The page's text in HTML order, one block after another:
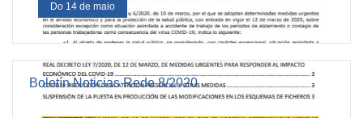
Do 14 de maio
Boletín Noticias Rede 8/2020